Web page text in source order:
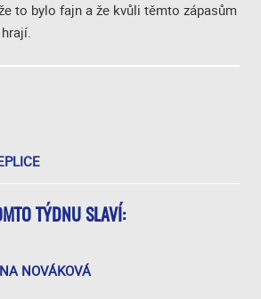
TÝDNU SLAVÍ:
NOVÁKOVÁ
to bylo fajn a že kvůli těmto zápasům